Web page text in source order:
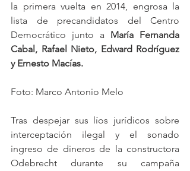
la primera vuelta en 2014, engrosa la
lista de precandidatos del Centro
Democrático junto a María Fernanda
Cabal, Rafael Nieto, Edward Rodríguez
y Ernesto Macías.
Foto: Marco Antonio Melo
Tras despejar sus líos jurídicos sobre
interceptación ilegal y el sonado
ingreso de dineros de la constructora
Odebrecht durante su campaña